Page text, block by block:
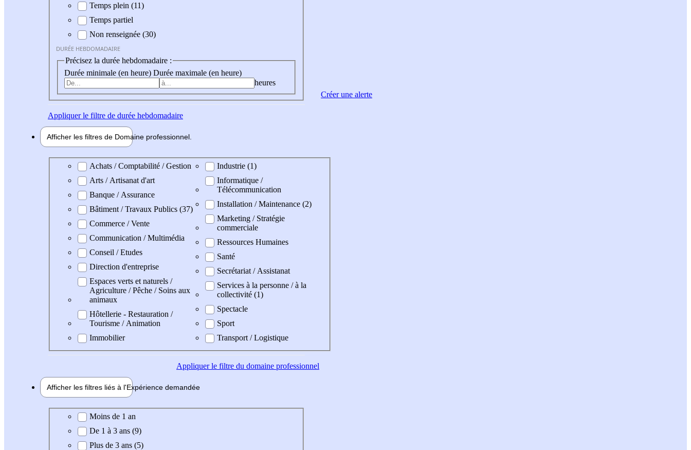
Durée hebdomadaire
Temps plein (11)
Temps partiel
Non renseignée (30)
DURÉE HEBDOMADAIRE
Précisez la durée hebdomadaire :
Durée minimale (en heure) Durée maximale (en heure)
heures
Appliquerle filtre de durée hebdomadaire
Afficher les filtres de Domaine professionnel
Domaine professionel
Achats / Comptabilité / Gestion
Arts / Artisanat d'art
Banque / Assurance
Bâtiment / Travaux Publics (37)
Commerce / Vente
Communication / Multimédia
Conseil / Etudes
Direction d'entreprise
Espaces verts et naturels /
Agriculture / Pêche / Soins aux
animaux
Hôtellerie - Restauration /
Tourisme / Animation
Immobilier
Industrie (1)
Informatique /
Télécommunication
Installation / Maintenance (2)
Marketing / Stratégie
commerciale
Ressources Humaines
Santé
Secrétariat / Assistanat
Services à la personne / à la
collectivité (1)
Spectacle
Sport
Transport / Logistique
Appliquerle filtre du domaine professionnel
Afficher les filtres liés à l'Expérience demandée
Expérience demandée
Moins de 1 an
De 1 à 3 ans (9)
Plus de 3 ans (5)
Créer une alerte